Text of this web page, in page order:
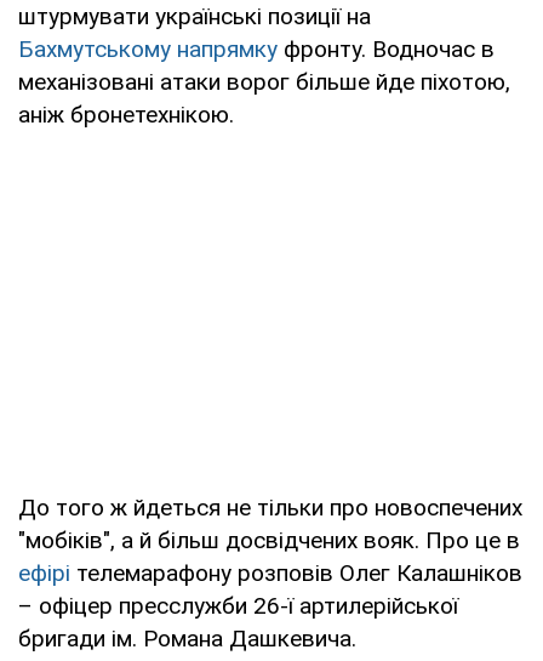
штурмувати українські позиції на
Бахмутському напрямку фронту. Водночас в
механізовані атаки ворог більше йде піхотою,
аніж бронетехнікою.
До того ж йдеться не тільки про новоспечених
"мобіків", а й більш досвідчених вояк. Про це в
ефірі телемарафону розповів Олег Калашніков
– офіцер пресслужби 26-ї артилерійської
бригади ім. Романа Дашкевича.